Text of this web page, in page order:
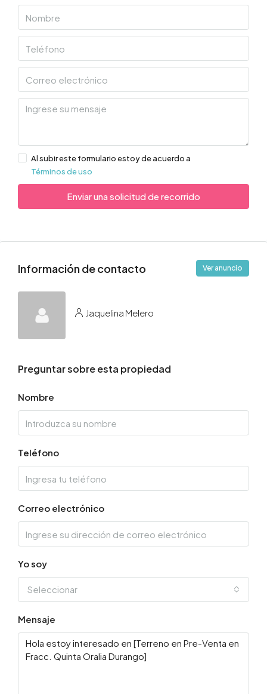
Al subir este formulario estoy de acuerdo a
Términos de uso
Enviar una solicitud de recorrido
Información de contacto Ver anuncio
Jaquelina Melero
Preguntar sobre esta propiedad
Nombre
Teléfono
Correo electrónico
Yo soy
Seleccionar
Mensaje